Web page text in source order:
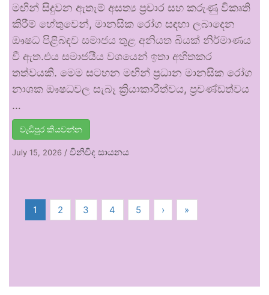
මඟින් සිදුවන ඇතැම් අසත්‍ය ප්‍රචාර සහ කරුණු විකෘති
කිරීම් හේතුවෙන්, මානසික රෝග සඳහා ලබාදෙන
ඖෂධ පිළිබඳව සමාජය තුළ අනියත බියක් නිර්මාණය
වී ඇත.එය සමාජයීය වශයෙන් ඉතා අහිතකර
තත්වයකි. මෙම සටහන මඟින් ප්‍රධාන මානසික රෝග
නාශක ඖෂධවල සැබෑ ක්‍රියාකාරීත්වය, ප්‍රචණ්ඩත්වය
…
වැඩිපුර කියවන්න
July 15, 2026 / විනිවිද සායනය
1 2 3 4 5 › »